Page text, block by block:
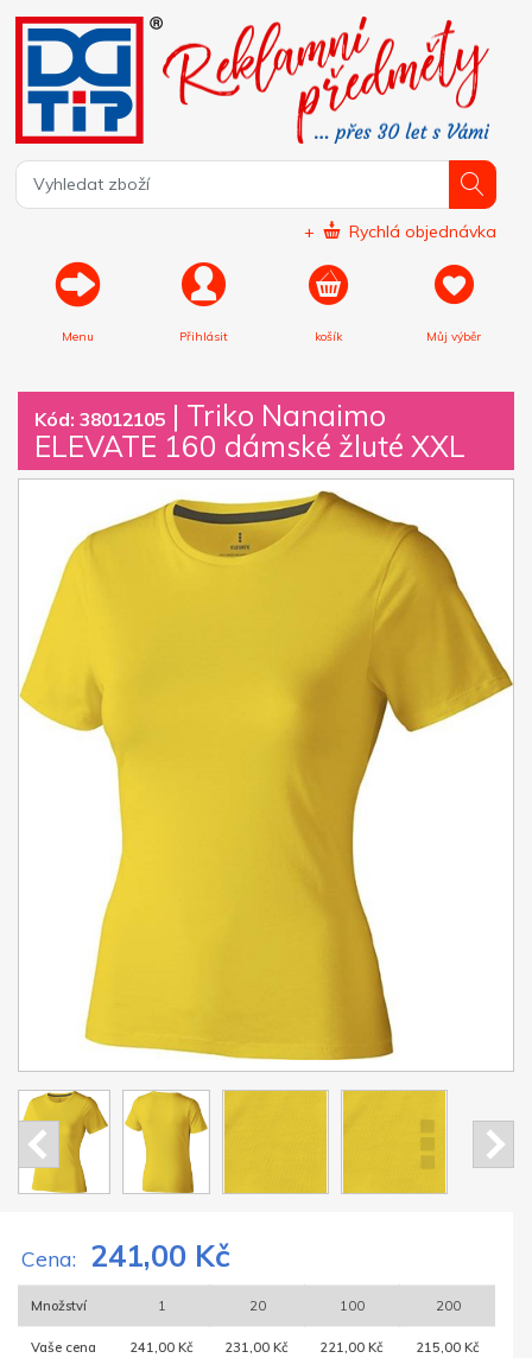
+ Rychlá objednávka
Menu Přihlásit košík Můj výběr
Kód: 38012105 | Triko Nanaimo
ELEVATE 160 dámské žluté XXL
Cena: 241,00 Kč
Množství 1 20 100 200
Vaše cena 241,00 Kč 231,00 Kč 221,00 Kč 215,00 Kč